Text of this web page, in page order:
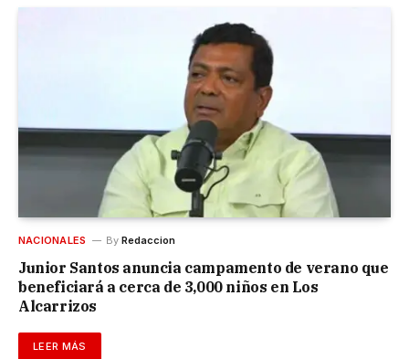
NACIONALES By Redaccion
Junior Santos anuncia campamento de verano que
beneficiará a cerca de 3,000 niños en Los
Alcarrizos
LEER MÁS